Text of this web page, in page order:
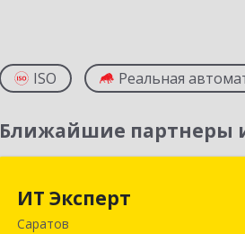
ISO Реальная
Ближайшие партнеры
ИТ Эксперт
Саратов
410009, Саратовская обл,